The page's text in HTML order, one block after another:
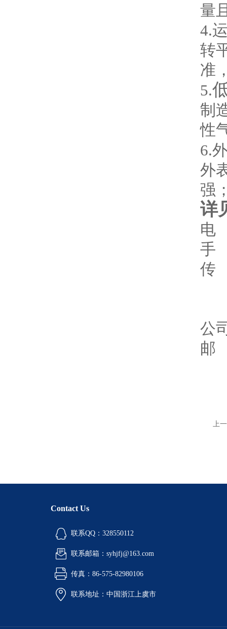
量
4.
转
准
5.
制
性
6.
外
强
详
电
手
传
公
邮
上
Contact Us
联系QQ：328550112
联系邮箱：syhjfj@163.com
传真：86-575-82980106
联系地址：中国浙江上虞市